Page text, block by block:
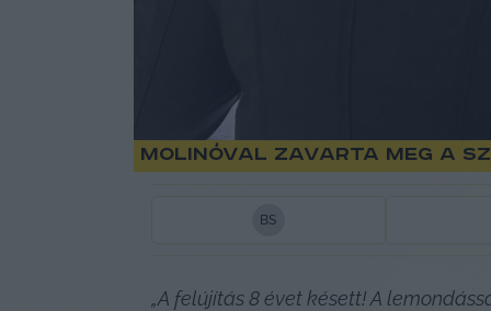
Molinóval zavarta meg a
BS
„A felújítás 8 évet késett! A